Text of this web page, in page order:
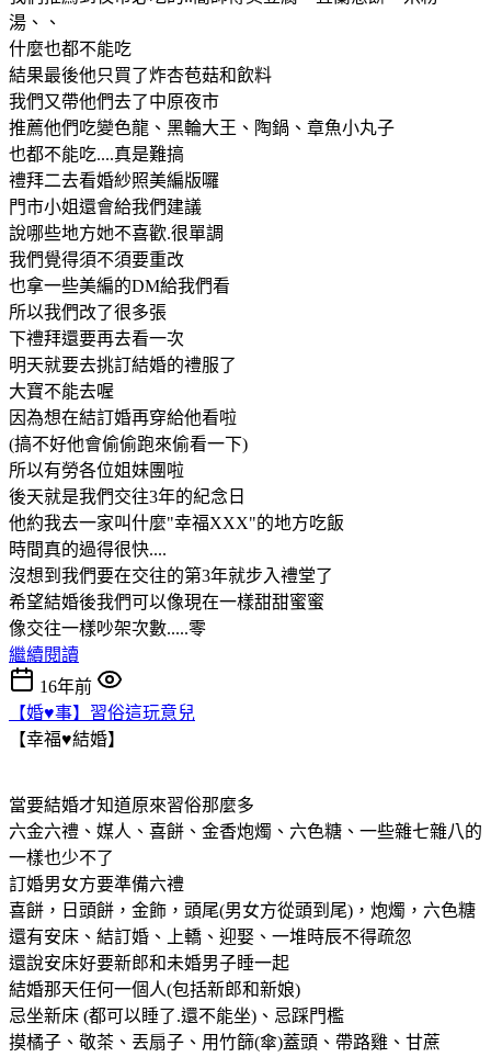
湯、、
什麼也都不能吃
結果最後他只買了炸杏苞菇和飲料
我們又帶他們去了中原夜市
推薦他們吃變色龍、黑輪大王、陶鍋、章魚小丸子
也都不能吃....真是難搞
禮拜二去看婚紗照美編版囉
門市小姐還會給我們建議
說哪些地方她不喜歡.很單調
我們覺得須不須要重改
也拿一些美編的DM給我們看
所以我們改了很多張
下禮拜還要再去看一次
明天就要去挑訂結婚的禮服了
大寶不能去喔
因為想在結訂婚再穿給他看啦
(搞不好他會偷偷跑來偷看一下)
所以有勞各位姐妹團啦
後天就是我們交往3年的紀念日
他約我去一家叫什麼"幸福XXX"的地方吃飯
時間真的過得很快....
沒想到我們要在交往的第3年就步入禮堂了
希望結婚後我們可以像現在一樣甜甜蜜蜜
像交往一樣吵架次數.....零
繼續閱讀
16年前
【婚♥事】習俗這玩意兒
【幸福♥結婚】
當要結婚才知道原來習俗那麼多
六金六禮、媒人、喜餅、金香炮燭、六色糖、一些雜七雜八的
一樣也少不了
訂婚男女方要準備六禮
喜餅，日頭餅，金飾，頭尾(男女方從頭到尾)，炮燭，六色糖
還有安床、結訂婚、上轎、迎娶、一堆時辰不得疏忽
還說安床好要新郎和未婚男子睡一起
結婚那天任何一個人(包括新郎和新娘)
忌坐新床 (都可以睡了.還不能坐)、忌踩門檻
摸橘子、敬茶、丟扇子、用竹篩(傘)蓋頭、帶路雞、甘蔗